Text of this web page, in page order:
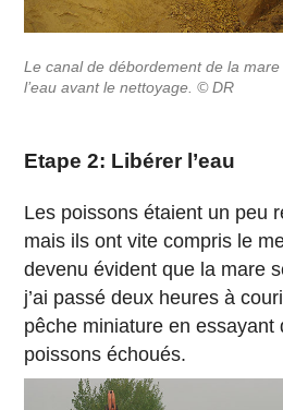
Le canal de débordement de la
l’eau avant le nettoyage. © DR
Etape 2: Libérer l’eau
Les poissons étaient un peu
mais ils ont vite compris le
devenu évident que la mare
j’ai passé deux heures à
pêche miniature en essayant
poissons échoués.